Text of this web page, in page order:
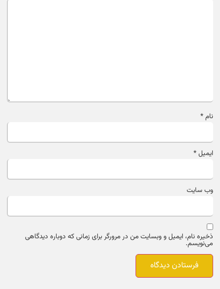
نام*
ایمیل*
وب‌ سایت
ذخیره نام، ایمیل و وبسایت من در مرورگر برای زمانی که دوباره دیدگاهی
می‌نویسم.